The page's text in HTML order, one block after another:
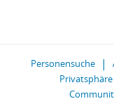
Personensuche
Privatsphäre